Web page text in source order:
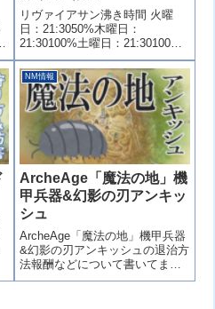
リヴァイアサン沸き時間 火曜
日：21:3050%木曜日：
21:30100%土曜日：21:30100%
沸き場所 リヴァイアサンのルー
ト ドロップ 金の箱リヴァイアサ
ンの目クレセントストーン（転
倒4%増加）中型船図面低確率で
防具の現物落とします頭、胸、
手、腰、足 狩り方 注意： ...
NM情報
ArcheAge「魔法の地」機
甲兵器&幻影の刃アンキッ
シュ
ArcheAge「魔法の地」機甲兵器
&幻影の刃アンキッシュの退治方
法報酬などについて書いてま
す。毎週火曜と木曜21時に沸き